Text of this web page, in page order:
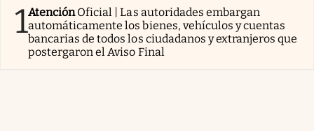
1AtenciónOficial | Las autoridades embargan
automáticamente los bienes, vehículos y cuentas
bancarias de todos los ciudadanos y extranjeros que
postergaron el Aviso Final